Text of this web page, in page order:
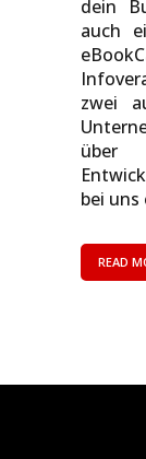
dein
auch
zwei
über
bei uns
READ